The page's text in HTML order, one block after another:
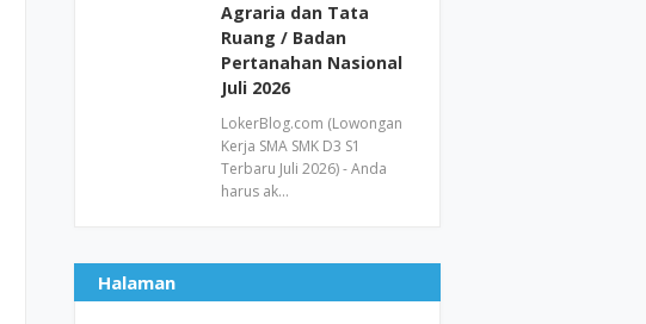
Agraria dan Tata
Ruang / Badan
Pertanahan Nasional
Juli 2026
LokerBlog.com (Lowongan
Kerja SMA SMK D3 S1
Terbaru Juli 2026) - Anda
harus ak…
Halaman